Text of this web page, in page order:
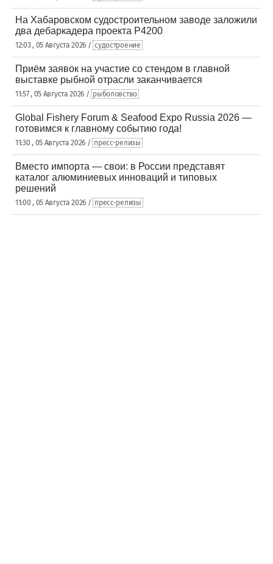
На Хабаровском судостроительном заводе заложили
два дебаркадера проекта Р4200
12:03 , 05 Августа 2026 / судостроение
Приём заявок на участие со стендом в главной
выставке рыбной отрасли заканчивается
11:57 , 05 Августа 2026 / рыболовство
Global Fishery Forum & Seafood Expo Russia 2026 —
готовимся к главному событию года!
11:30 , 05 Августа 2026 / пресс-релизы
Вместо импорта — свои: в России представят
каталог алюминиевых инноваций и типовых
решений
11:00 , 05 Августа 2026 / пресс-релизы